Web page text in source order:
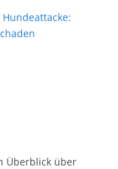
Überblick über